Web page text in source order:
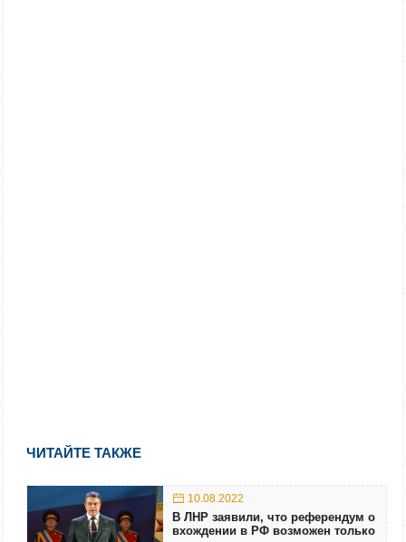
ЧИТАЙТЕ ТАКЖЕ
10.08.2022
В ЛНР заявили, что референдум о
вхождении в РФ возможен только